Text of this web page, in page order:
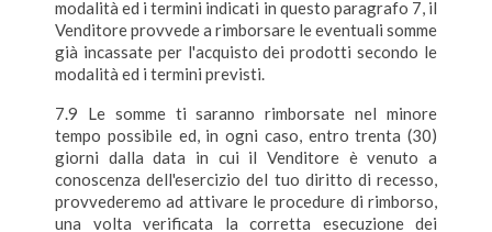
modalità ed i termini indicati in questo paragrafo 7, il
Venditore provvede a rimborsare le eventuali somme
già incassate per l'acquisto dei prodotti secondo le
modalità ed i termini previsti.
7.9 Le somme ti saranno rimborsate nel minore
tempo possibile ed, in ogni caso, entro trenta (30)
giorni dalla data in cui il Venditore è venuto a
conoscenza dell'esercizio del tuo diritto di recesso,
provvederemo ad attivare le procedure di rimborso,
una volta verificata la corretta esecuzione dei